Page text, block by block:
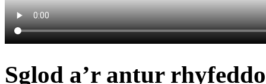
Sglod a’r antur